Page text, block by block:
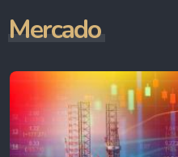
Mercado